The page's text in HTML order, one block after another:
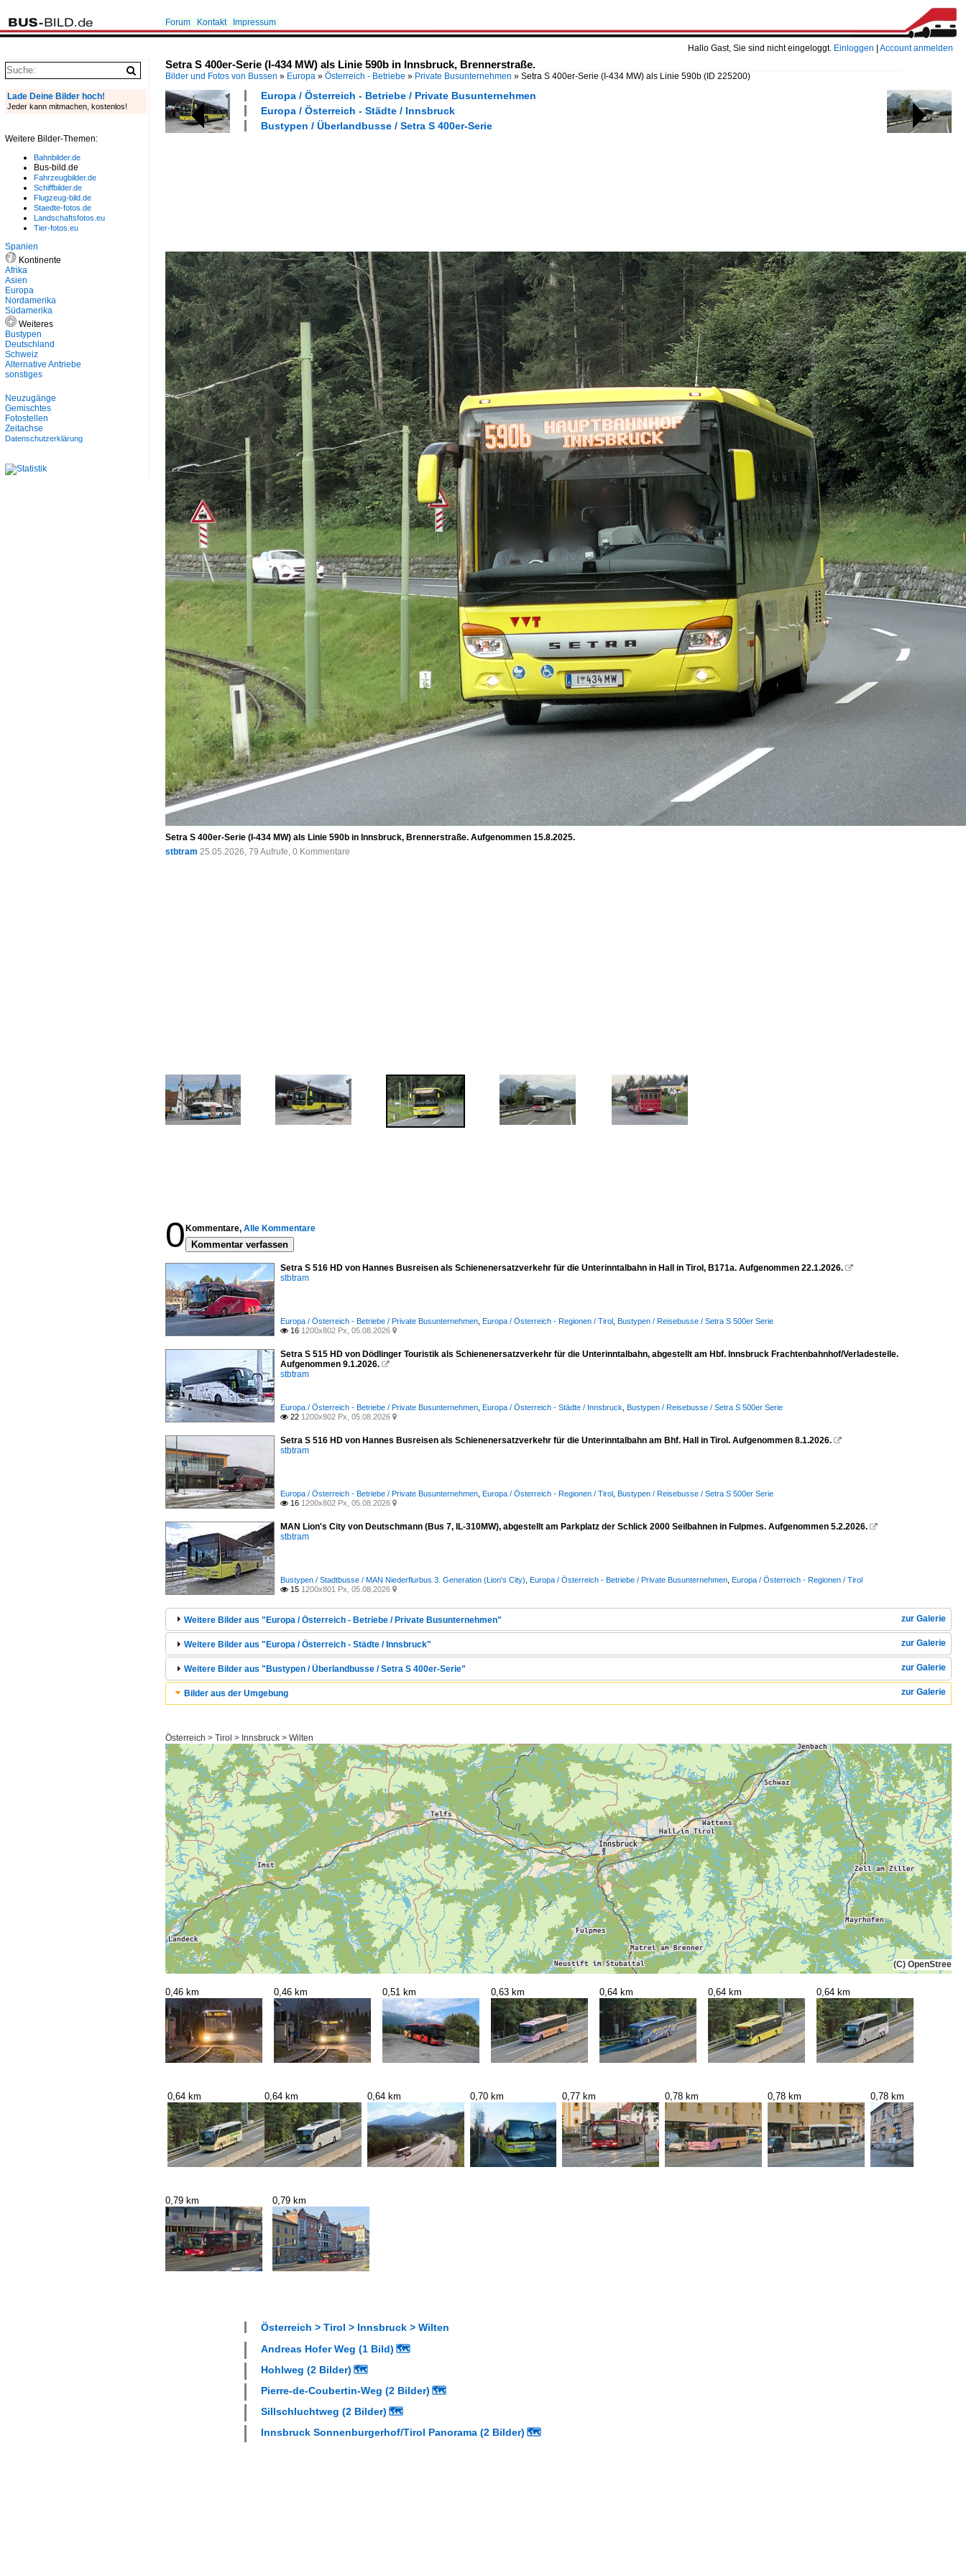
Hallo Gast, Sie sind nicht eingeloggt. Einloggen Account anmelden
Forum Kontakt Impressum
Setra S 400er-Serie (I-434 MW) als Linie 590b in Innsbruck, Brennerstraße.
Bilder und Fotos von Bussen » Europa » Österreich - Betriebe » Private Busunternehmen » Setra S 400er-Serie (I-434 MW) als Linie 590b (ID 225200)
Europa / Österreich - Betriebe / Private Busunternehmen
Europa / Österreich - Städte / Innsbruck
Bustypen / Überlandbusse / Setra S 400er-Serie
Setra S 400er-Serie (I-434 MW) als Linie 590b in Innsbruck, Brennerstraße. Aufgenommen 15.8.2025.
stbtram 25.05.2026, 79 Aufrufe, 0 Kommentare
0 Kommentare, Alle Kommentare
Kommentar verfassen
Setra S 516 HD von Hannes Busreisen als Schienenersatzverkehr für die Unterinntalbahn in Hall in Tirol, B171a. Aufgenommen 22.1.2026. 
stbtram
Europa / Österreich - Betriebe / Private Busunternehmen Europa / Österreich - Regionen / Tirol Bustypen / Reisebusse / Setra S 500er Serie
 16 1200x802 Px, 05.08.2026 
Setra S 515 HD von Dödlinger Touristik als Schienenersatzverkehr für die Unterinntalbahn, abgestellt am Hbf. Innsbruck Frachtenbahnhof/Verladestelle.
Aufgenommen 9.1.2026. 
stbtram
Europa / Österreich - Betriebe / Private Busunternehmen Europa / Österreich - Städte / Innsbruck Bustypen / Reisebusse / Setra S 500er Serie
 22 1200x802 Px, 05.08.2026 
Setra S 516 HD von Hannes Busreisen als Schienenersatzverkehr für die Unterinntalbahn am Bhf. Hall in Tirol. Aufgenommen 8.1.2026. 
stbtram
Europa / Österreich - Betriebe / Private Busunternehmen Europa / Österreich - Regionen / Tirol Bustypen / Reisebusse / Setra S 500er Serie
 16 1200x802 Px, 05.08.2026 
MAN Lion's City von Deutschmann (Bus 7, IL-310MW), abgestellt am Parkplatz der Schlick 2000 Seilbahnen in Fulpmes. Aufgenommen 5.2.2026. 
stbtram
Bustypen / Stadtbusse / MAN Niederflurbus 3. Generation (Lion's City) Europa / Österreich - Betriebe / Private Busunternehmen Europa / Österreich - Regionen / Tirol
 15 1200x801 Px, 05.08.2026 
zur Galerie
Weitere Bilder aus "Europa / Österreich - Betriebe / Private Busunternehmen"
zur Galerie
Weitere Bilder aus "Europa / Österreich - Städte / Innsbruck"
zur Galerie
Weitere Bilder aus "Bustypen / Überlandbusse / Setra S 400er-Serie"
zur Galerie
Bilder aus der Umgebung
Österreich > Tirol > Innsbruck > Wilten
(C)
0,46 km 0,46 km 0,51 km 0,63 km 0,64 km 0,64 km 0,64 km
0,64 km 0,64 km 0,64 km 0,70 km 0,77 km 0,78 km 0,78 km 0,78 km
0,79 km 0,79 km
Österreich > Tirol > Innsbruck > Wilten
Andreas Hofer Weg (1 Bild) 🗺
Hohlweg (2 Bilder) 🗺
Pierre-de-Coubertin-Weg (2 Bilder) 🗺
Sillschluchtweg (2 Bilder) 🗺
Innsbruck Sonnenburgerhof/Tirol Panorama (2 Bilder) 🗺
Lade Deine Bilder hoch!
Jeder kann mitmachen, kostenlos!
Weitere Bilder-Themen:
Bahnbilder.de
Bus-bild.de
Fahrzeugbilder.de
Schiffbilder.de
Flugzeug-bild.de
Staedte-fotos.de
Landschaftsfotos.eu
Tier-fotos.eu
Spanien
Kontinente
Afrika
Asien
Europa
Nordamerika
Südamerika
Weiteres
Bustypen
Deutschland
Schweiz
Alternative Antriebe
sonstiges
Neuzugänge
Gemischtes
Fotostellen
Zeitachse
Datenschutzerklärung